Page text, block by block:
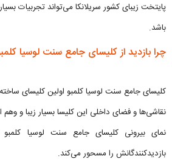
پایتخت زیبای کشور سریلانکا می‌تواند تجربیات
باشد.
چرا بازدید از کلیسای جامع سنت لوسیا
کلیسای جامع سنت لوسیا کلمبو اولین کلیسای
نقاشی‌ها و فضای داخلی این کلیسا بسیار زیبا و وهم
نمای بیرونی کلیسای جامع سنت لوسیا
بازدیدکنندگانش را مسحور می‌کند.